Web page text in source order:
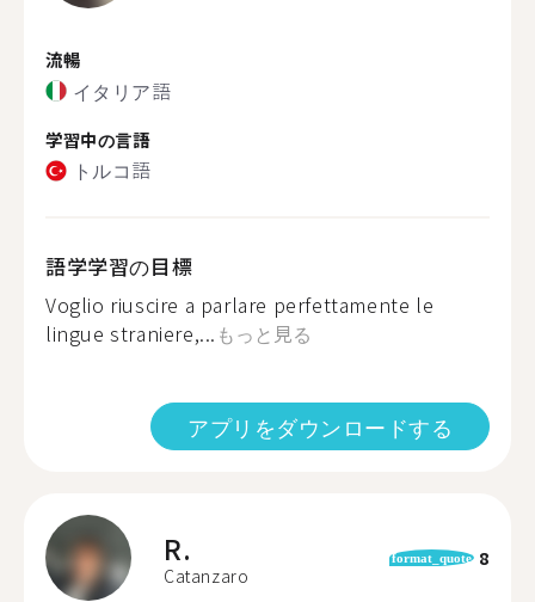
流暢
イタリア語
学習中の言語
トルコ語
語学学習の目標
Voglio riuscire a parlare perfettamente le
lingue straniere,... もっと見る
アプリをダウンロードする
R.
Catanzaro
format_quote 8